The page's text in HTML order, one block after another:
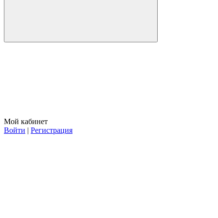
Мой кабинет
Войти | Регистрация